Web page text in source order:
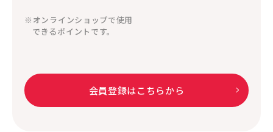
※オンラインショップで使用
できるポイントです。
会員登録はこちらから